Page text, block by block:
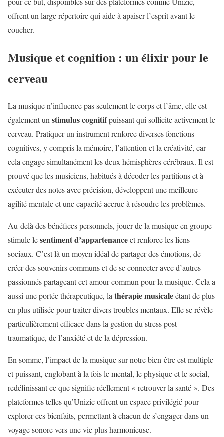
offrent un large répertoire qui aide à apaiser l’esprit avant le
coucher.
Musique et cognition : un élixir pour le
cerveau
La musique n’influence pas seulement le corps et l’âme, elle est
également un stimulus cognitifpuissant qui sollicite activement le
cerveau. Pratiquer un instrument renforce diverses fonctions
cognitives, y compris la mémoire, l’attention et la créativité, car
cela engage simultanément les deux hémisphères cérébraux. Il est
prouvé que les musiciens, habitués à décoder les partitions et à
exécuter des notes avec précision, développent une meilleure
agilité mentale et une capacité accrue à résoudre les problèmes.
Au-delà des bénéfices personnels, jouer de la musique en groupe
stimule lesentiment d’appartenanceet renforce les liens
sociaux. C’est là un moyen idéal de partager des émotions, de
créer des souvenirs communs et de se connecter avec d’autres
passionnés partageant cet amour commun pour la musique. Cela a
aussi une portée thérapeutique, la thérapie musicaleétant de plus
en plus utilisée pour traiter divers troubles mentaux. Elle se révèle
particulièrement efficace dans la gestion du stress post-
traumatique, de l’anxiété et de la dépression.
En somme, l’impact de la musique sur notre bien-être est multiple
et puissant, englobant à la fois le mental, le physique et le social,
redéfinissant ce que signifie réellement « retrouver la santé ». Des
plateformes telles qu’Unizic offrent un espace privilégié pour
explorer ces bienfaits, permettant à chacun de s’engager dans un
voyage sonore vers une vie plus harmonieuse.